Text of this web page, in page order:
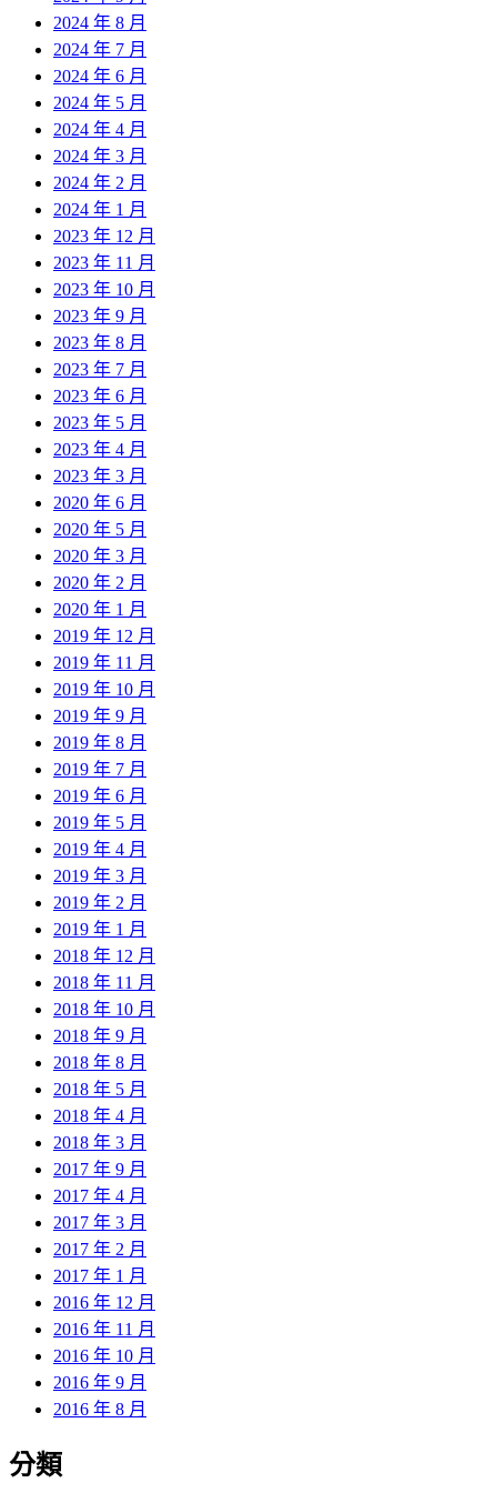
2024 年 8 月
2024 年 7 月
2024 年 6 月
2024 年 5 月
2024 年 4 月
2024 年 3 月
2024 年 2 月
2024 年 1 月
2023 年 12 月
2023 年 11 月
2023 年 10 月
2023 年 9 月
2023 年 8 月
2023 年 7 月
2023 年 6 月
2023 年 5 月
2023 年 4 月
2023 年 3 月
2020 年 6 月
2020 年 5 月
2020 年 3 月
2020 年 2 月
2020 年 1 月
2019 年 12 月
2019 年 11 月
2019 年 10 月
2019 年 9 月
2019 年 8 月
2019 年 7 月
2019 年 6 月
2019 年 5 月
2019 年 4 月
2019 年 3 月
2019 年 2 月
2019 年 1 月
2018 年 12 月
2018 年 11 月
2018 年 10 月
2018 年 9 月
2018 年 8 月
2018 年 5 月
2018 年 4 月
2018 年 3 月
2017 年 9 月
2017 年 4 月
2017 年 3 月
2017 年 2 月
2017 年 1 月
2016 年 12 月
2016 年 11 月
2016 年 10 月
2016 年 9 月
2016 年 8 月
分類